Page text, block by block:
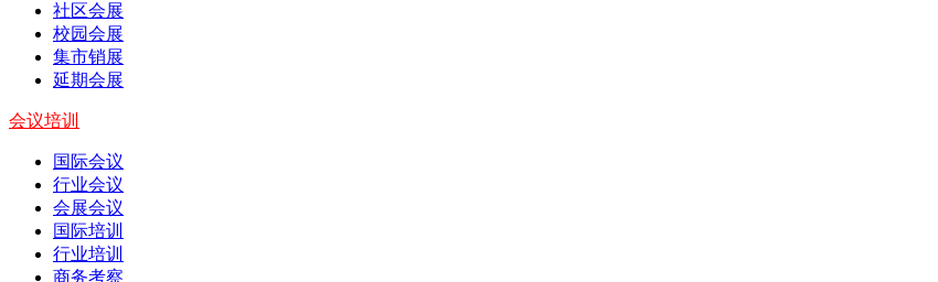
社区会展
校园会展
集市销展
延期会展
会议培训
国际会议
行业会议
会展会议
国际培训
行业培训
商务考察